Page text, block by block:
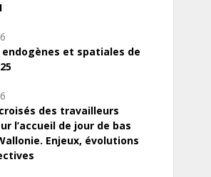
endogènes et spatiales de
des travailleurs
l’accueil de jour de bas
Enjeux, évolutions